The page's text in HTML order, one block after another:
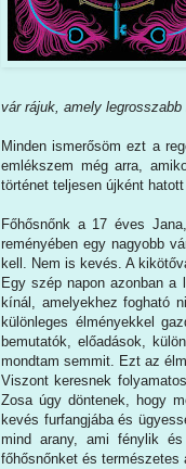
vár rájuk, amely
Minden ismerősöm ezt a
emlékszem még arra,
történet teljesen újként
Főhősnőnk a 17 éves
reményében egy nagyobb
kell. Nem is kevés. A
Egy szép napon azonban a
kínál, amelyekhez fogható
különleges élményekkel
bemutatók, előadások,
mondtam semmit. Ezt az
Viszont keresnek
Zosa úgy döntenek, hogy
kevés furfangjába és
mind arany, ami fénylik
főhősnőnket és természetes